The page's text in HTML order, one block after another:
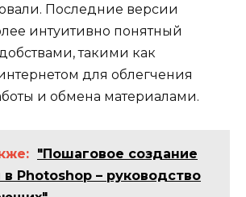
Последние версии
интуитивно понятный
такими как
для облегчения
и обмена материалами.
"Пошаговое создание
в Photoshop – руководство